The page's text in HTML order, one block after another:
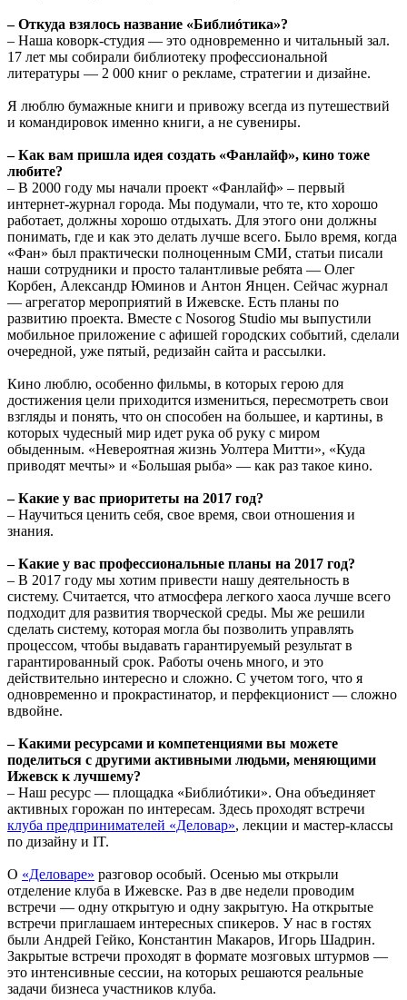
– Откуда взялось название «Библиóтика»?
– Наша коворк-студия — это одновременно и читальный зал.
17 лет мы собирали библиотеку профессиональной
литературы — 2 000 книг о рекламе, стратегии и дизайне.
Я люблю бумажные книги и привожу всегда из путешествий
и командировок именно книги, а не сувениры.
– Как вам пришла идея создать «Фанлайф», кино тоже
любите?
– В 2000 году мы начали проект «Фанлайф» – первый
интернет-журнал города. Мы подумали, что те, кто хорошо
работает, должны хорошо отдыхать. Для этого они должны
понимать, где и как это делать лучше всего. Было время, когда
«Фан» был практически полноценным СМИ, статьи писали
наши сотрудники и просто талантливые ребята — Олег
Корбен, Александр Юминов и Антон Янцен. Сейчас журнал
— агрегатор мероприятий в Ижевске. Есть планы по
развитию проекта. Вместе с Nosorog Studio мы выпустили
мобильное приложение с афишей городских событий, сделали
очередной, уже пятый, редизайн сайта и рассылки.
Кино люблю, особенно фильмы, в которых герою для
достижения цели приходится измениться, пересмотреть свои
взгляды и понять, что он способен на большее, и картины, в
которых чудесный мир идет рука об руку с миром
обыденным. «Невероятная жизнь Уолтера Митти», «Куда
приводят мечты» и «Большая рыба» — как раз такое кино.
– Какие у вас приоритеты на 2017 год?
– Научиться ценить себя, свое время, свои отношения и
знания.
– Какие у вас профессиональные планы на 2017 год?
– В 2017 году мы хотим привести нашу деятельность в
систему. Считается, что атмосфера легкого хаоса лучше всего
подходит для развития творческой среды. Мы же решили
сделать систему, которая могла бы позволить управлять
процессом, чтобы выдавать гарантируемый результат в
гарантированный срок. Работы очень много, и это
действительно интересно и сложно. С учетом того, что я
одновременно и прокрастинатор, и перфекционист — сложно
вдвойне.
– Какими ресурсами и компетенциями вы можете
поделиться с другими активными людьми, меняющими
Ижевск к лучшему?
– Наш ресурс — площадка «Библиóтики». Она объединяет
активных горожан по интересам. Здесь проходят встречи
клуба предпринимателей «Деловар», лекции и мастер-классы
по дизайну и IT.
О «Деловаре» разговор особый. Осенью мы открыли
отделение клуба в Ижевске. Раз в две недели проводим
встречи — одну открытую и одну закрытую. На открытые
встречи приглашаем интересных спикеров. У нас в гостях
были Андрей Гейко, Константин Макаров, Игорь Шадрин.
Закрытые встречи проходят в формате мозговых штурмов —
это интенсивные сессии, на которых решаются реальные
задачи бизнеса участников клуба.